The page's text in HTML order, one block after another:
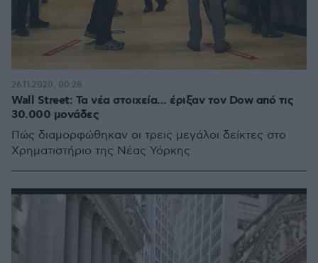
Wall Street: Τα νέα στοιχεία... έριξαν τον Dow από τις
30.000 μονάδες
Πώς διαμορφώθηκαν οι τρεις μεγάλοι δείκτες στο
Χρηματιστήριο της Νέας Υόρκης
26.11.2020, 00:28